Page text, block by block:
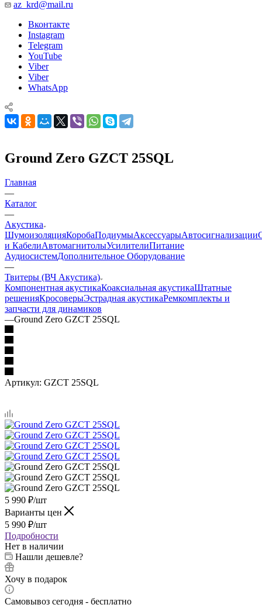
az_krd@mail.ru
Вконтакте
Instagram
Telegram
YouTube
Viber
Viber
WhatsApp
Ground Zero GZCT 25SQL
Главная
—
Каталог
—
Акустика
ШумоизоляцияКоробаПодиумыАксессуарыАвтосигнализации
и КабелиАвтомагнитолыУсилителиПитание
АудиосистемДополнительное Оборудование
—
Твитеры (ВЧ Акустика)
Компонентная акустикаКоаксиальная акустикаШтатные
решенияКросоверыЭстрадная акустикаРемкомплекты и
запчасти для динамиков
—Ground Zero GZCT 25SQL
Артикул: GZCT 25SQL
5 990 ₽/шт
Варианты цен
5 990 ₽/шт
Подробности
Нет в наличии
Нашли дешевле?
Хочу в подарок
Самовывоз сегодня - бесплатно